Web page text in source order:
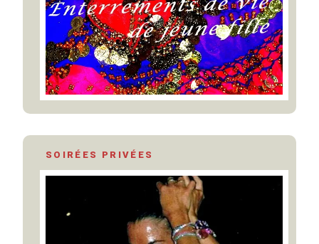
SOIRÉES PRIVÉES